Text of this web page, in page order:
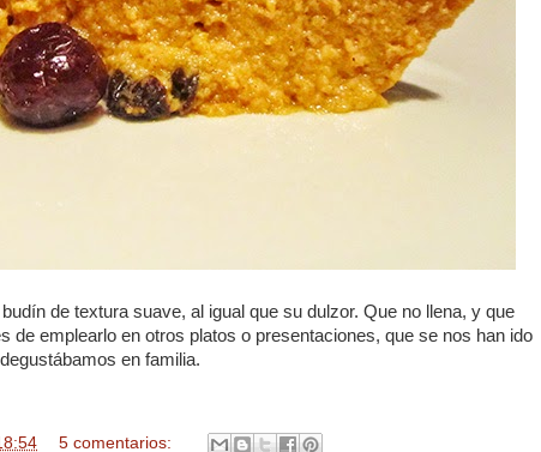
de textura suave, al igual que su dulzor. Que no llena, y que
de emplearlo en otros platos o presentaciones, que se nos han ido
en familia.
5 comentarios: